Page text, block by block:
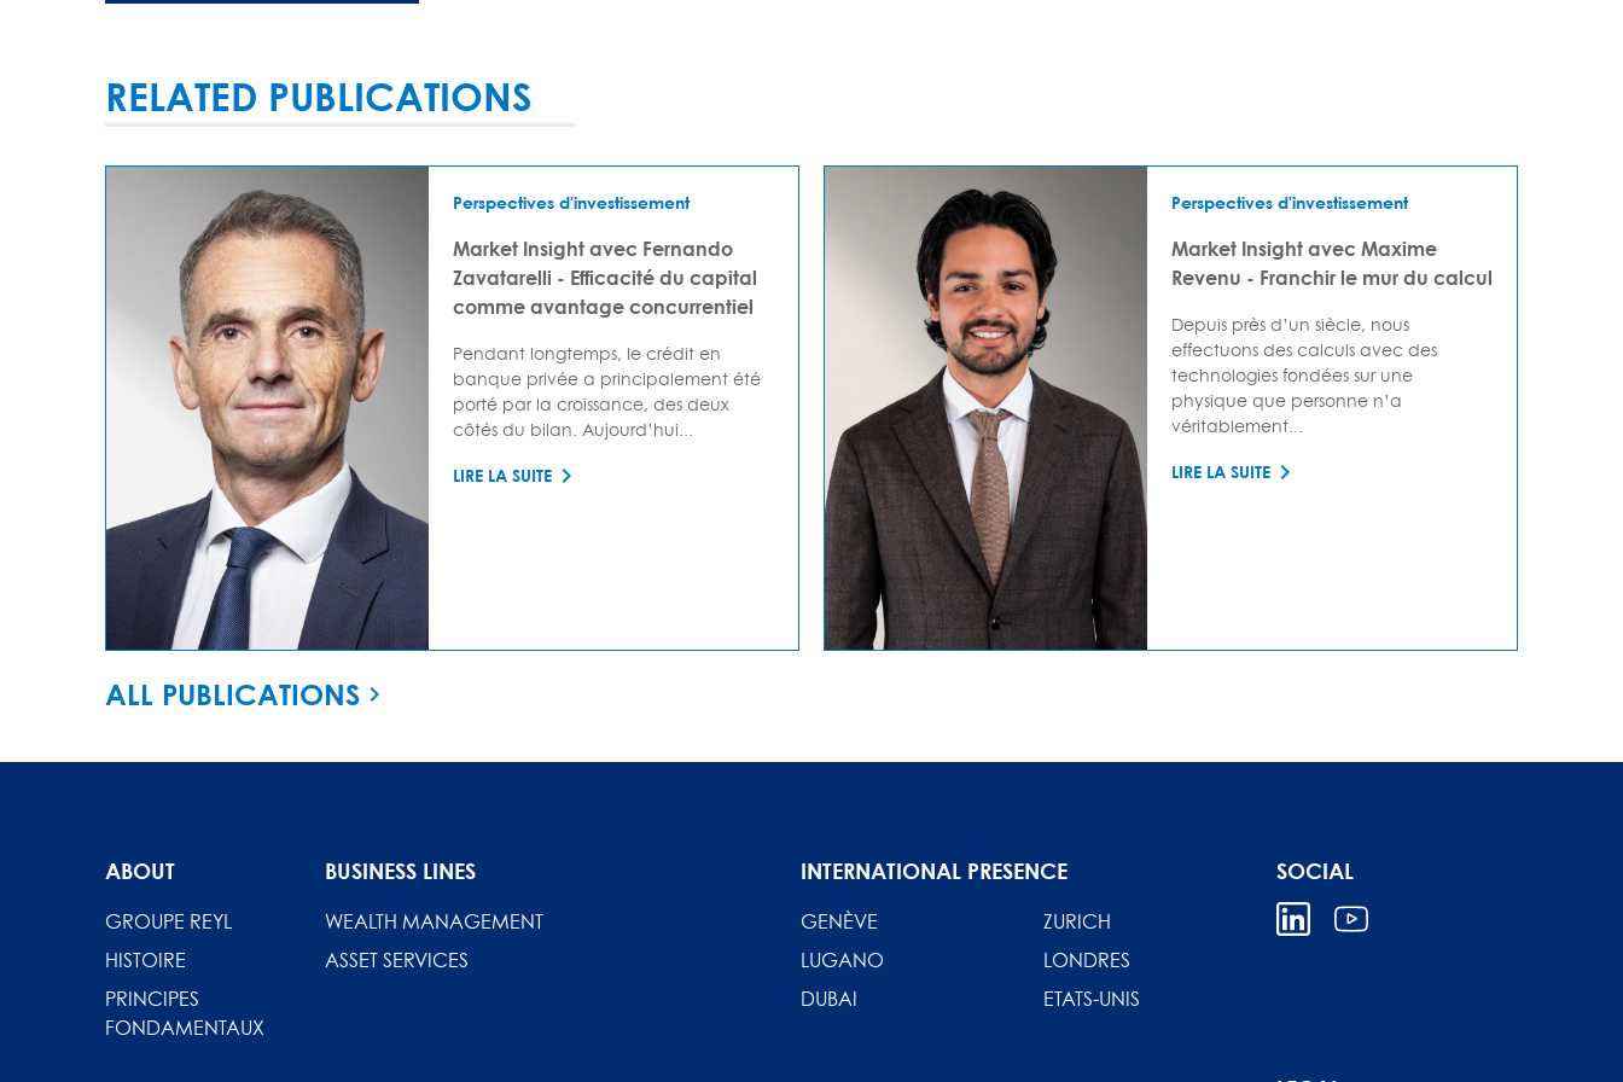
RELATED PUBLICATIONS
Perspectives d'investissement
Market Insight avec Fernando
Zavatarelli - Efficacité du capital
comme avantage concurrentiel
Pendant longtemps, le crédit en
banque privée a principalement été
porté par la croissance, des deux
côtés du bilan. Aujourd’hui...
LIRE LA SUITE
Perspectives d'investissement
Market Insight avec Maxime
Revenu - Franchir le mur du calcul
Depuis près d’un siècle, nous
effectuons des calculs avec des
technologies fondées sur une
physique que personne n’a
véritablement...
LIRE LA SUITE
ALL PUBLICATIONS
ABOUT
GROUPE REYL
HISTOIRE
PRINCIPES
FONDAMENTAUX
BUSINESS LINES
WEALTH MANAGEMENT
ASSET SERVICES
INTERNATIONAL PRESENCE
GENÈVE
ZURICH
LUGANO
LONDRES
DUBAI
ETATS-UNIS
SOCIAL